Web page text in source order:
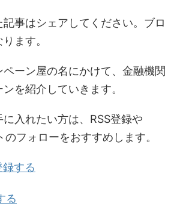
記事はシェアしてください。ブロ
ます。
ーン屋の名にかけて、金融機関
を紹介していきます。
入れたい方は、RSS登録や
フォローをおすすめします。
する
る